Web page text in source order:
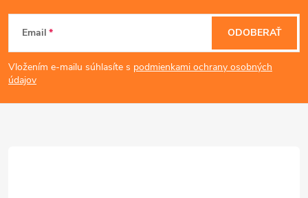
p
i
s
u
Z
á
p
Email
Vložením e-mailu súhlasíte s podmienkami ochrany osobných
údajov
ODOBERAŤ